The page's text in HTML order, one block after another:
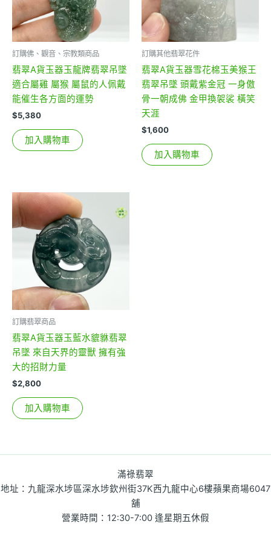
訂購佛、觀音、宗教類商品
翡翠A貨玉器玉龍牌翡翠吊墜
適合屬雞 屬猴 屬鼠的人佩戴
能催生各方面的運勢
$5,380
加入購物車
訂購其他翡翠花件
翡翠A貨玉器雪花棉玉美猴王
翡翠吊墜 頭戴紫金冠 一身傲
骨一朝成佛 金甲換袈裟 橫笑
天涯
$1,600
加入購物車
訂購翡翠商品
翡翠A貨玉器玉藍水貔貅翡翠
吊墜 來自天界的靈獸 擁有強
大的招財力量
$2,800
加入購物車
滿祿翡翠
地址：九龍深水埗區深水埗欽州街37K西九龍中心6樓蘋果商場6047
舖
營業時間：12:30-7:00 逢星期五休假